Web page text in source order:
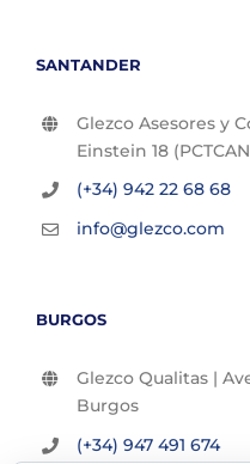
SANTANDER
Glezco Asesores y
Einstein 18
(+34) 942 22 68 68
info@glezco.com
BURGOS
Glezco Qualitas |
Burgos
(+34) 947 491 674